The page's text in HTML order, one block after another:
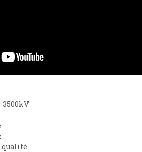
3500kV
qualité